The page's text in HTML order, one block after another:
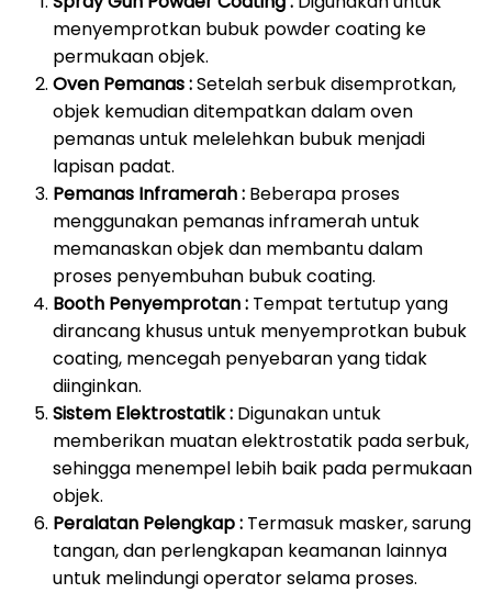
menyemprotkan bubuk powder coating ke
permukaan objek.
Oven Pemanas :Setelah serbuk disemprotkan,
objek kemudian ditempatkan dalam oven
pemanas untuk melelehkan bubuk menjadi
lapisan padat.
Pemanas Inframerah : Beberapa proses
menggunakan pemanas inframerah untuk
memanaskan objek dan membantu dalam
proses penyembuhan bubuk coating.
Booth Penyemprotan : Tempat tertutup yang
dirancang khusus untuk menyemprotkan bubuk
coating, mencegah penyebaran yang tidak
diinginkan.
Sistem Elektrostatik : Digunakan untuk
memberikan muatan elektrostatik pada serbuk,
sehingga menempel lebih baik pada permukaan
objek.
Peralatan Pelengkap : Termasuk masker, sarung
tangan, dan perlengkapan keamanan lainnya
untuk melindungi operator selama proses.